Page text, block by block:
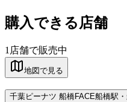
購入できる店舗
1 店舗で販売中
地図で見る
千葉ピーナツ 船橋FACE船橋駅